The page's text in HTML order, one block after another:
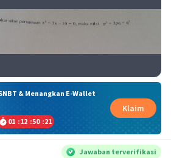
& Menangkan E-Wallet
01 :12 :50 :20
Klaim
Jawaban terverifikasi